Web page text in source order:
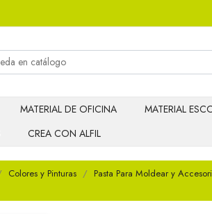
MATERIAL DE OFICINA
MATERIAL
CREA CON ALFIL
Colores y Pinturas Pasta Para Moldear y